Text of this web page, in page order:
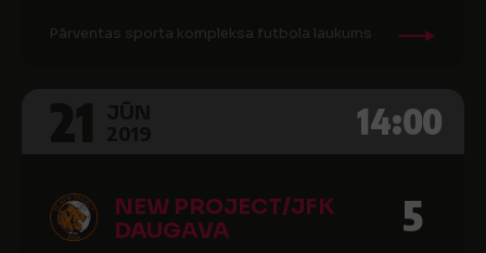
Pārventas sporta kompleksa futbola laukums
14:00
NEW PROJECT/JFK
DAUGAVA
5